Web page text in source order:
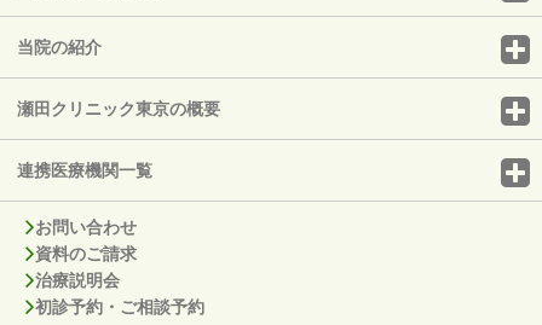
当院の紹介
瀬田クリニック東京の概要
連携医療機関一覧
お問い合わせ
資料のご請求
治療説明会
初診予約・ご相談予約